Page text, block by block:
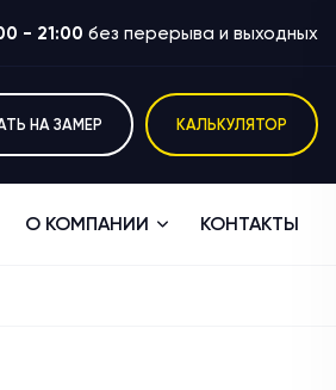
- 21:00 без перерыва и выходных
НА ЗАМЕР КАЛЬКУЛЯТОР
О КОМПАНИИ КОНТАКТЫ